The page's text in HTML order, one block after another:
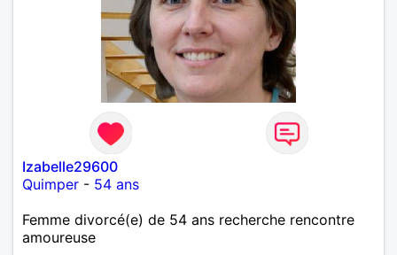
Izabelle29600
Quimper - 54 ans
Femme divorcé(e) de 54 ans recherche rencontre
amoureuse